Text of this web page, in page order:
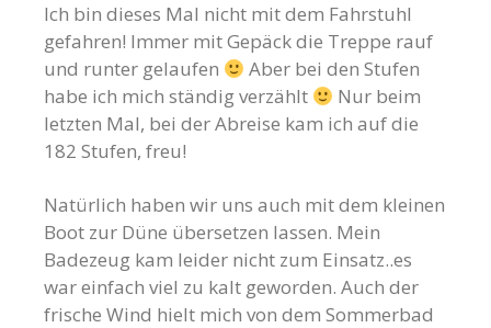
Ich bin dieses Mal nicht mit dem Fahrstuhl
gefahren! Immer mit Gepäck die Treppe rauf
und runter gelaufen
Aber bei den Stufen
habe ich mich ständig verzählt
Nur beim
letzten Mal, bei der Abreise kam ich auf die
182 Stufen, freu!
Natürlich haben wir uns auch mit dem kleinen
Boot zur Düne übersetzen lassen. Mein
Badezeug kam leider nicht zum Einsatz..es
war einfach viel zu kalt geworden. Auch der
frische Wind hielt mich von dem Sommerbad